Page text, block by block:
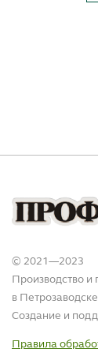
© 2021—2023
Производство
в
Создание и
Правила